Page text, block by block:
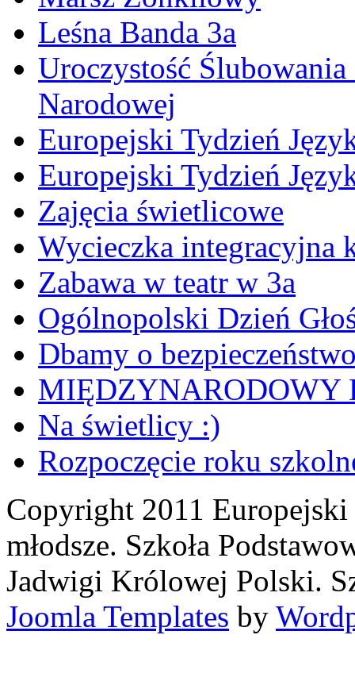
Leśna Banda 3a
Uroczystość
Narodowej
Europejski Tydzień
Europejski Tydzień
Zajęcia świetlicowe
Wycieczka integracyjna
Zabawa w teatr w 3a
Ogólnopolski Dzień
Dbamy o
MIĘDZYNARODOWY
Na świetlicy :)
Rozpoczęcie roku
Copyright 2011
młodsze. Szkoła
Jadwigi Królowej Polski.
Joomla Templates by